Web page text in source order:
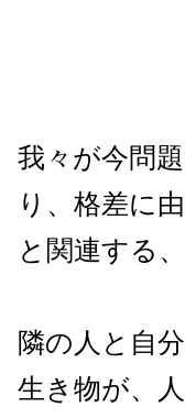
我々が今問
り、格差に
と関連する
隣の人と自
生き物が、